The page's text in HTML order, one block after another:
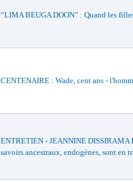
“LIMA BEUGA DOON” : Quand les
CENTENAIRE : Wade, cent ans -
ENTRETIEN - JEANNINE DISSIRAMA
savoirs ancestraux, endogènes, sont en